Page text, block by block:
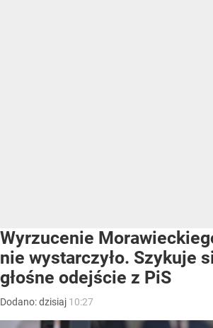
Wyrzucenie
nie wystarczyło. Szykuje
głośne odejście z PiS
Dodano:dzisiaj 10:27